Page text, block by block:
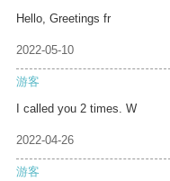
Hello, Greetings fr
2022-05-10
游客
I called you 2 times. W
2022-04-26
游客